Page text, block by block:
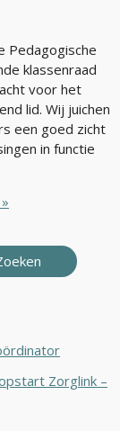
Pedagogische
klassenraad
voor het
lid. Wij juichen
een goed zicht
in functie
Zorglink –